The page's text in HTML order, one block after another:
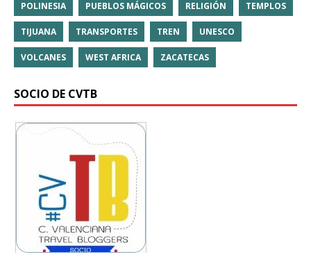
POLINESIA PUEBLOS MÁGICOS RELIGIÓN TEMPLOS
TIJUANA TRANSPORTES TREN UNESCO
VOLCANES WEST AFRICA ZACATECAS
SOCIO DE CVTB